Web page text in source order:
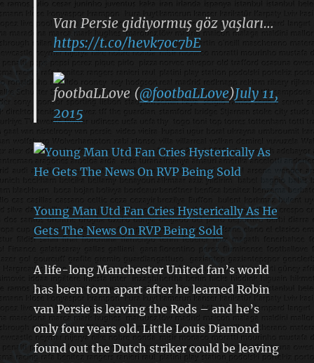
Van Persie gidiyormuş göz yaşları…
https://t.co/hevk7oc7bE
footbaLLove (@footbaLLove)July 11,
2015
Young Man Utd Fan Cries Hysterically As He
Gets The News On RVP Being Sold
A life-long Manchester United fan’s world
has been torn apart after he learned Robin
van Persie is leaving the Reds – and he’s
only four years old. Little Louis Diamond
found out the Dutch striker could be leaving